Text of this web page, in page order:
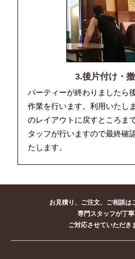
3.後片付け・
パーティーが終わりましたら
作業を行います。利用いたし
のレイアウトに戻すところま
タッフが行いますので最終確
たします。
お見積り、ご注文、ご相談は
専門スタッフが丁
ご対応させていただき